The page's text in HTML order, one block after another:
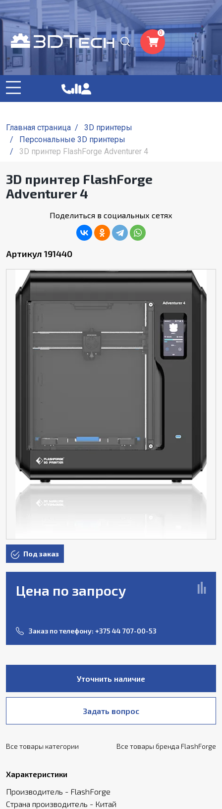
0
Главная страница /
3D принтеры
/
Персональные 3D принтеры
/
3D принтер FlashForge Adventurer 4
3D принтер FlashForge
Adventurer 4
Поделиться в социальных сетях
Артикул 191440
Под заказ
Цена по запросу
Заказ по телефону: +375 44 707-00-53
Уточнить наличие
Задать вопрос
Все товары категории Все товары бренда FlashForge
Характеристики
Производитель - FlashForge
Страна производитель - Китай